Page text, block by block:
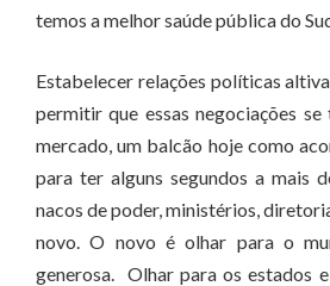
temos a melhor saúde pública do
Estabelecer relações políticas
permitir que essas negociações
mercado, um balcão hoje como
para ter alguns segundos a mais
nacos de poder, ministérios,
novo. O novo é olhar para o
generosa. Olhar para os estados